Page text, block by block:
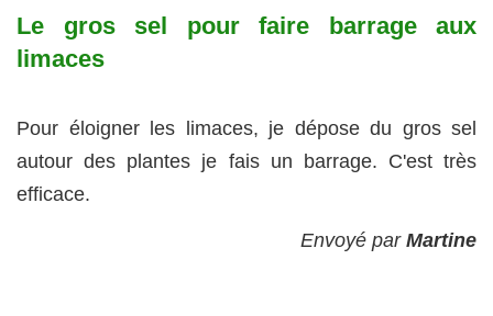
Le gros sel pour faire barrage aux
limaces
Pour éloigner les limaces, je dépose du gros sel
autour des plantes je fais un barrage. C'est très
efficace.
Envoyé par Martine